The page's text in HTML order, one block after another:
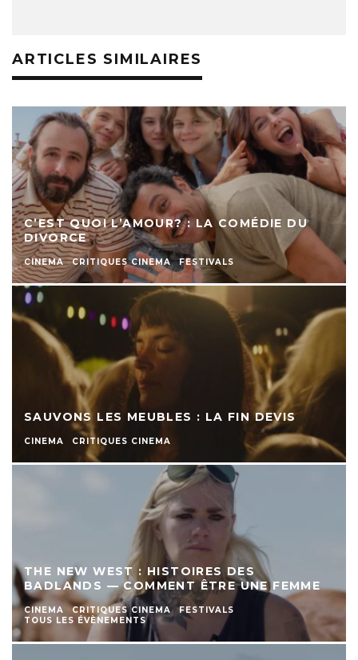
ARTICLES SIMILAIRES
C’EST QUOI L’AMOUR? : LA COMÉDIE DU
DIVORCE
CINEMA CRITIQUES CINEMA FESTIVALS
SAUVONS LES MEUBLES : LA FIN DEVIS
CINEMA CRITIQUES CINEMA
THE NEW WEST : HISTOIRES DES
BADLANDS — COMMENT ÊTRE UNE FEMME
CINEMA CRITIQUES CINEMA
FESTIVALS
TOUS LES ÉVÈNEMENTS